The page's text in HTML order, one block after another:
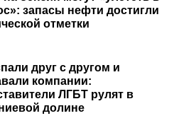
запасы нефти достигли
отметки
друг с другом и
компании:
ЛГБТ рулят в
долине